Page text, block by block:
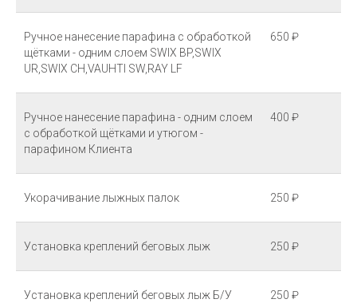
Ручное нанесение парафина с обработкой
щётками - одним слоем SWIX BP,SWIX
UR,SWIX CH,VAUHTI SW,RAY LF
650 ₽
Ручное нанесение парафина - одним слоем
с обработкой щётками и утюгом -
парафином Клиента
400 ₽
Укорачивание лыжных палок 250 ₽
Установка креплений беговых лыж 250 ₽
Установка креплений беговых лыж Б/У 250 ₽